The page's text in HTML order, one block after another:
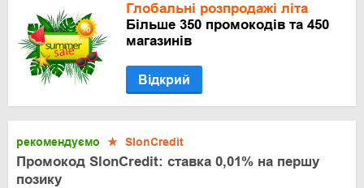
Глобальні розпродажі літа
Більше 350 промокодів та 450
магазинів
Відкрий
рекомендуємо ★ SlonCredit
Промокод SlonCredit: ставка 0,01% на першу
позику